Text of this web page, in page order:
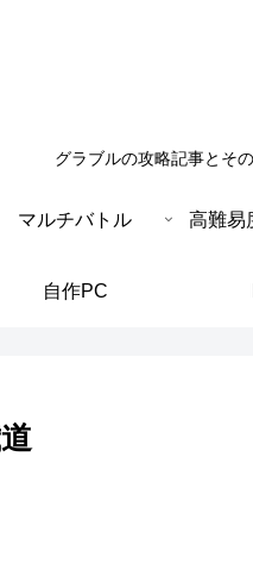
グラブルの攻略記事とそ
マルチバトル 高難易
自作PC